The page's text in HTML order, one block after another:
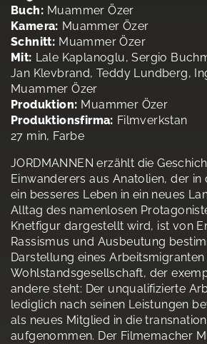
Buch: Muammer Özer
Kamera: Muammer Özer
Schnitt: Muammer Özer
Mit: Lale Kaplanoglu, Sergio
Jan Klevbrand, Teddy Lundberg,
Muammer Özer
Produktion: Muammer Özer
Produktionsfirma: Filmverkstan
27 min, Farbe
JORDMANNEN erzählt die
Einwanderers aus Anatolien, der
ein besseres Leben in ein neues
Alltag des namenlosen
Knetfigur dargestellt wird, ist von
Rassismus und Ausbeutung
Darstellung eines
Wohlstandsgesellschaft, der
andere steht: Der unqualifizierte
lediglich nach seinen Leistungen
als neues Mitglied in die
aufgenommen. Der Filmemacher